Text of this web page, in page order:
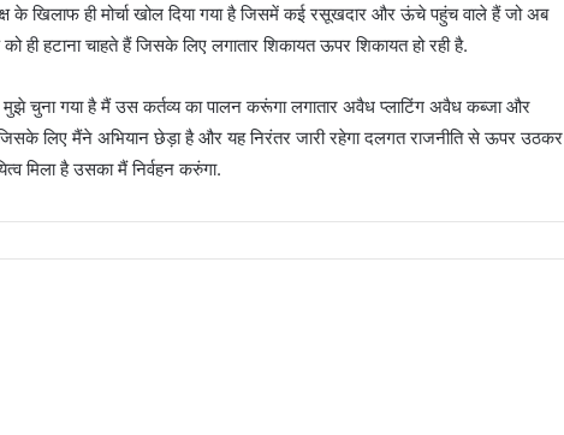
के खिलाफ ही मोर्चा खोल दिया गया है जिसमें कई रसूखदार और ऊंचे पहुंच वाले हैं जो अब
ही हटाना चाहते हैं जिसके लिए लगातार शिकायत ऊपर शिकायत हो रही है.
चुना गया है मैं उस कर्तव्य का पालन करूंगा लगातार अवैध प्लाटिंग अवैध कब्जा और
लिए मैंने अभियान छेड़ा है और यह निरंतर जारी रहेगा दलगत राजनीति से ऊपर उठकर
मिला है उसका मैं निर्वहन करुंगा.